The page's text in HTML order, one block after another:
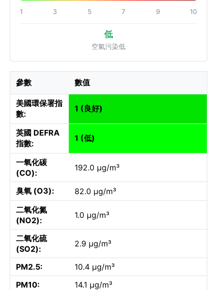
1 3 5 7 9 10
低
空氣污染低
參數 數值
美國環保署指
數:
1 (良好)
英國 DEFRA
指數:
1 (低)
一氧化碳
(CO):
192.0 µg/m³
臭氧 (O3):
82.0 µg/m³
二氧化氮
(NO2):
1.0 µg/m³
二氧化硫
(SO2):
2.9 µg/m³
PM2.5:
10.4 µg/m³
PM10:
14.1 µg/m³